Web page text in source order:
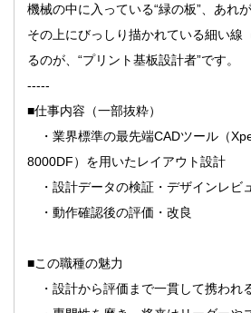
機械の中に入っている“緑の板”、あれ
その上にびっしり描かれている細い線
るのが、“プリント基板設計者”です。
-----
■仕事内容（一部抜粋）
・業界標準の最先端CADツール（
8000DF）を用いたレイアウト設計
・設計データの検証・デザインレビ
・動作確認後の評価・改良
■この職種の魅力
・設計から評価まで一貫して携われ